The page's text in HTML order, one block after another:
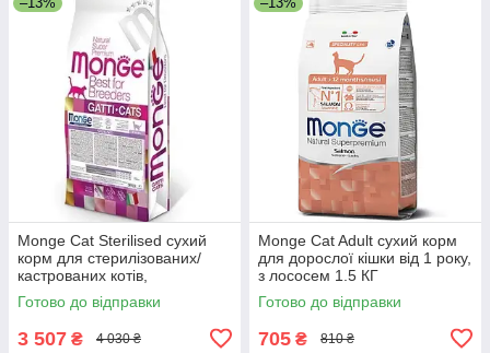
Monge Cat Sterilised сухий
корм для стерилізованих/
кастрованих котів,
профілактика ожиріння, курка
10 КГ
Готово до відправки
3 507 ₴ 4 030 ₴
Monge Cat Adult сухий корм
для дорослої кішки від 1 року,
з лососем 1.5 КГ
Готово до відправки
705 ₴ 810 ₴